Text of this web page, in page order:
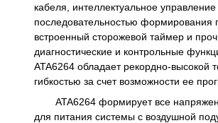
кабеля, интеллектуальное управление
последовательностью формирования
встроенный сторожевой таймер и
диагностические и контрольные
ATA6264 обладает рекордно-высокой
гибкостью за счет возможности ее
ATA6264 формирует все
для питания системы с воздушной